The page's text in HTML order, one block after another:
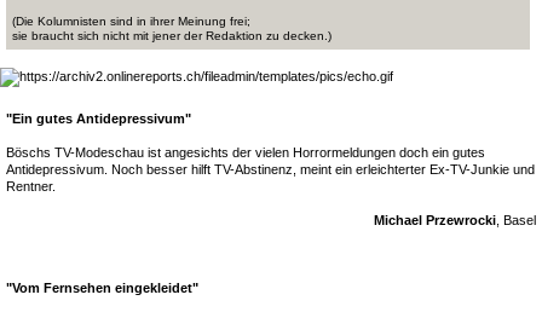
(Die Kolumnisten sind in ihrer Meinung frei;
sie braucht sich nicht mit jener der Redaktion zu decken.)
"Ein gutes Antidepressivum"
Böschs TV-Modeschau ist angesichts der vielen Horrormeldungen doch ein gutes
Antidepressivum. Noch besser hilft TV-Abstinenz, meint ein erleichterter Ex-TV-Junkie und
Rentner.
Michael Przewrocki , Basel
"Vom Fernsehen eingekleidet"